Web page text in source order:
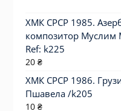
ХМК СРСР 1985.
композитор Муслим
Ref: k225
20 ₴
ХМК СРСР 1986.
Пшавела /k205
10 ₴